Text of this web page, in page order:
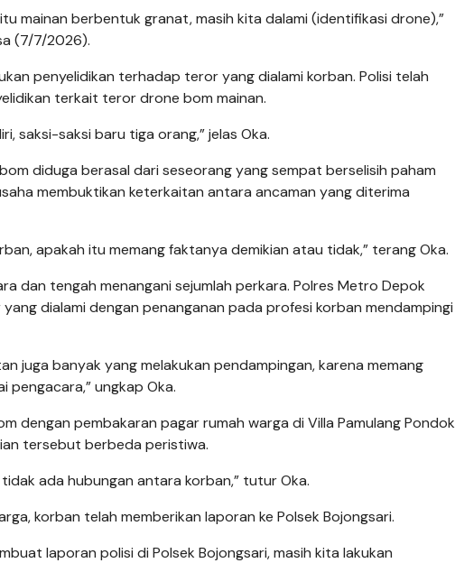
mainan berbentuk granat, masih kita dalami (identifikasi drone),”
(7/7/2026).
penyelidikan terhadap teror yang dialami korban. Polisi telah
terkait teror drone bom mainan.
saksi-saksi baru tiga orang,” jelas Oka.
diduga berasal dari seseorang yang sempat berselisih paham
membuktikan keterkaitan antara ancaman yang diterima
apakah itu memang faktanya demikian atau tidak,” terang Oka.
dan tengah menangani sejumlah perkara. Polres Metro Depok
dialami dengan penanganan pada profesi korban mendampingi
juga banyak yang melakukan pendampingan, karena memang
pengacara,” ungkap Oka.
dengan pembakaran pagar rumah warga di Villa Pamulang Pondok
tersebut berbeda peristiwa.
ada hubungan antara korban,” tutur Oka.
korban telah memberikan laporan ke Polsek Bojongsari.
laporan polisi di Polsek Bojongsari, masih kita lakukan